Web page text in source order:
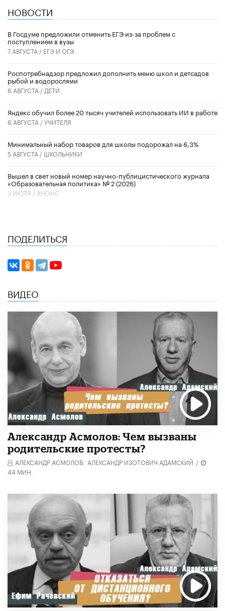
НОВОСТИ
В Госдуме предложили отменить ЕГЭ из-за проблем с
поступлением в вузы
7 АВГУСТА / ЕГЭ И ОГЭ
Роспотребнадзор предложил дополнить меню школ и детсадов
рыбой и водорослями
6 АВГУСТА / ДЕТИ
​Яндекс обучил более 20 тысяч учителей использовать ИИ в работе
6 АВГУСТА /УЧИТЕЛЯ
Минимальный набор товаров для школы подорожал на 6,3%
5 АВГУСТА / ШКОЛЬНИКИ
Вышел в свет новый номер научно-публицистического журнала
«Образовательная политика» № 2 (2026)
3 ИЮЛЯ / АНОНС
ПОДЕЛИТЬСЯ
ВИДЕО
Александр Асмолов: Чем вызваны
родительские протесты?
АЛЕКСАНДР АСМОЛОВ, АЛЕКСАНДР ИЗОТОВИЧ АДАМСКИЙ /
44 МИН.